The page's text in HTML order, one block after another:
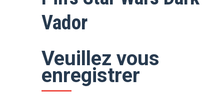
Vador
Veuillez vous
enregistrer